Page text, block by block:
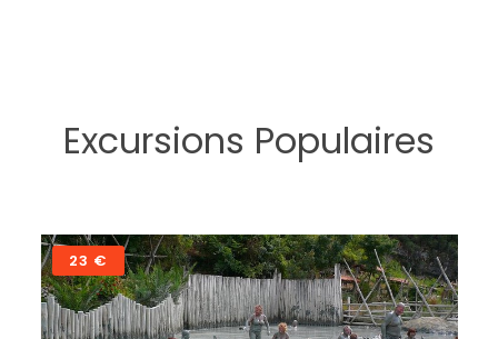
Excursions Populaires
58 €
Sarigerme – Pamukkale (Château
de coton) et Hiérapolis